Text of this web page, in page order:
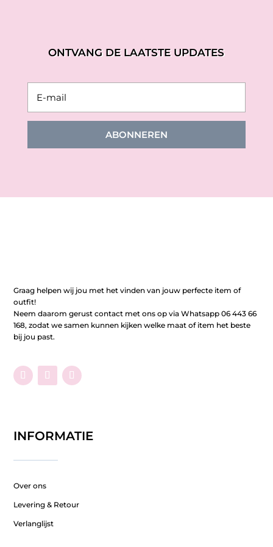
ONTVANG DE LAATSTE UPDATES
ABONNEREN
Graag helpen wij jou met het vinden van jouw perfecte item of
outfit!
Neem daarom gerust contact met ons op via Whatsapp 06 443 66
168, zodat we samen kunnen kijken welke maat of item het beste
bij jou past.
INFORMATIE
Over ons
Levering & Retour
Verlanglijst